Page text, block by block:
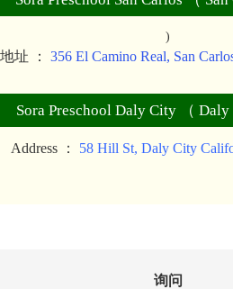
)
地址 ： 356 El Camino Real, San
Sora Preschool Daly City （
Address ： 58 Hill St, Daly City
询问